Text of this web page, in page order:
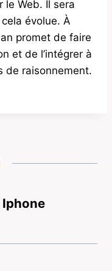
le Web. Il sera
évolue. À
promet de faire
et de l’intégrer à
de raisonnement.
Iphone